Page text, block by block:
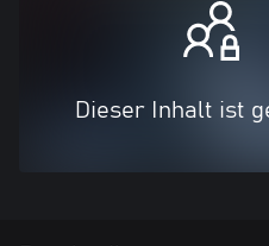
Dieser Inhalt ist